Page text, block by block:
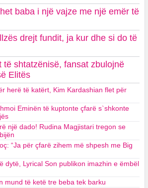
baba i një vajze me një emër të
drejt fundit, ja kur dhe si do të
të shtatzënisë, fansat zbulojnë
Elitës
herë të katërt, Kim Kardashian flet për
Eminën të kuptonte çfarë s`shkonte
një dado! Rudina Magjistari tregon se
“Ja për çfarë zihem më shpesh me Big
dytë, Lyrical Son publikon imazhin e ëmbël
mund të ketë tre beba tek barku